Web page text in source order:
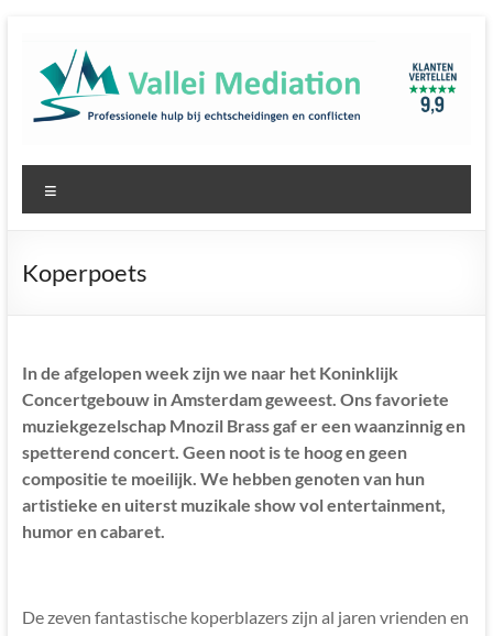
inhoud
Professionele
hulp
bij
echtscheidingen
conflicten
–
Vallei
Mediation
en
Koperpoets
In de afgelopen week zijn we naar het Koninklijk
Concertgebouw in Amsterdam geweest. Ons favoriete
muziekgezelschap Mnozil Brass gaf er een waanzinnig en
spetterend concert. Geen noot is te hoog en geen
compositie te moeilijk. We hebben genoten van hun
artistieke en uiterst muzikale show vol entertainment,
humor en cabaret.
De zeven fantastische koperblazers zijn al jaren vrienden en